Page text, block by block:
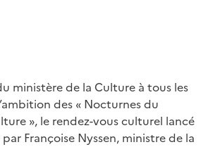
ministère de la Culture à tous les
des « Nocturnes du
», le rendez-vous culturel lancé
Françoise Nyssen, ministre de la